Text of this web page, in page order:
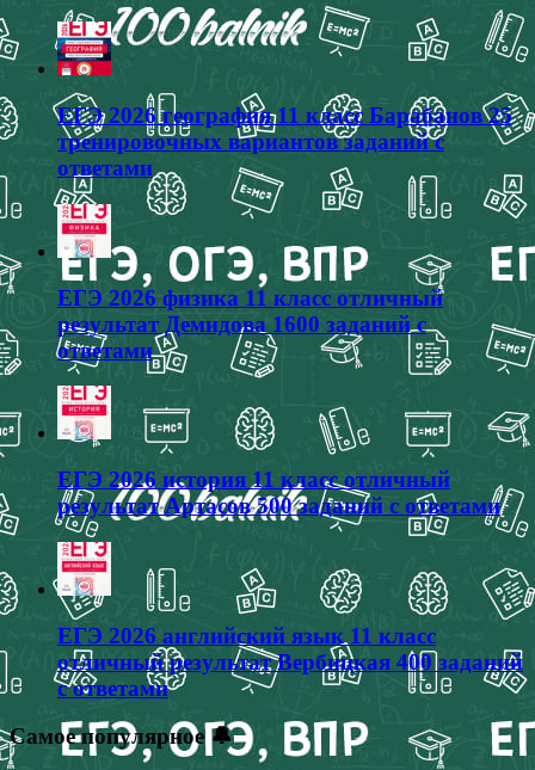
ЕГЭ 2026 география 11 класс Барабанов 25
тренировочных вариантов заданий с
ответами
ЕГЭ 2026 физика 11 класс отличный
результат Демидова 1600 заданий с
ответами
ЕГЭ 2026 история 11 класс отличный
результат Артасов 500 заданий с ответами
ЕГЭ 2026 английский язык 11 класс
отличный результат Вербицкая 400 заданий
с ответами
Самое популярное 🔔